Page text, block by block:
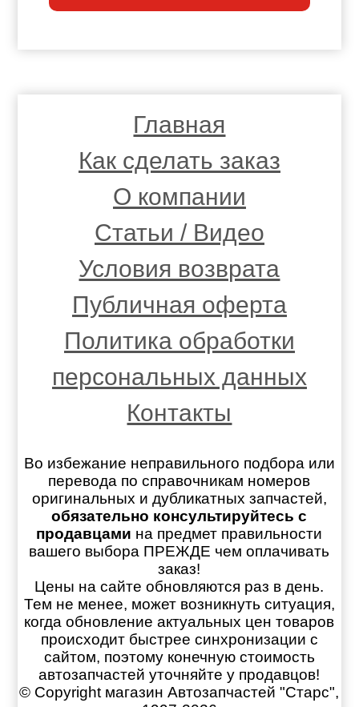
Главная
Как сделать заказ
О компании
Статьи / Видео
Условия возврата
Публичная оферта
Политика обработки
персональных данных
Контакты
Во избежание неправильного подбора или
перевода по справочникам номеров
оригинальных и дубликатных запчастей,
обязательно консультируйтесь с
продавцами на предмет правильности
вашего выбора ПРЕЖДЕ чем оплачивать
заказ!
Цены на сайте обновляются раз в день.
Тем не менее, может возникнуть ситуация,
когда обновление актуальных цен товаров
происходит быстрее синхронизации с
сайтом, поэтому конечную стоимость
автозапчастей уточняйте у продавцов!
© Copyright магазин Автозапчастей "Старс",